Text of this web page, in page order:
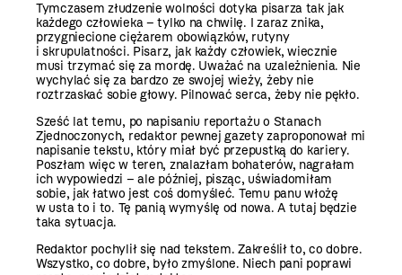
Tymczasem złudzenie wolności dotyka pisarza tak jak
każdego człowieka – tylko na chwilę. I zaraz znika,
przygniecione ciężarem obowiązków, rutyny
i skrupulatności. Pisarz, jak każdy człowiek, wiecznie
musi trzymać się za mordę. Uważać na uzależnienia. Nie
wychylać się za bardzo ze swojej wieży, żeby nie
roztrzaskać sobie głowy. Pilnować serca, żeby nie pękło.
Sześć lat temu, po napisaniu reportażu o Stanach
Zjednoczonych, redaktor pewnej gazety zaproponował mi
napisanie tekstu, który miał być przepustką do kariery.
Poszłam więc w teren, znalazłam bohaterów, nagrałam
ich wypowiedzi – ale później, pisząc, uświadomiłam
sobie, jak łatwo jest coś domyśleć. Temu panu włożę
w usta to i to. Tę panią wymyślę od nowa. A tutaj będzie
taka sytuacja.
Redaktor pochylił się nad tekstem. Zakreślił to, co dobre.
Wszystko, co dobre, było zmyślone. Niech pani poprawi